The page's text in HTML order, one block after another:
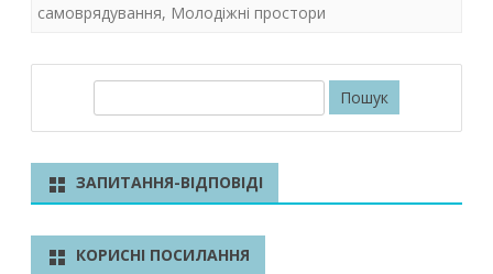
громад
o
o
k
A
p
dI
n
самоврядування, Молодіжні простори
к
ЗАПИТАННЯ-ВІДПОВІДІ
КОРИСНІ ПОСИЛАННЯ